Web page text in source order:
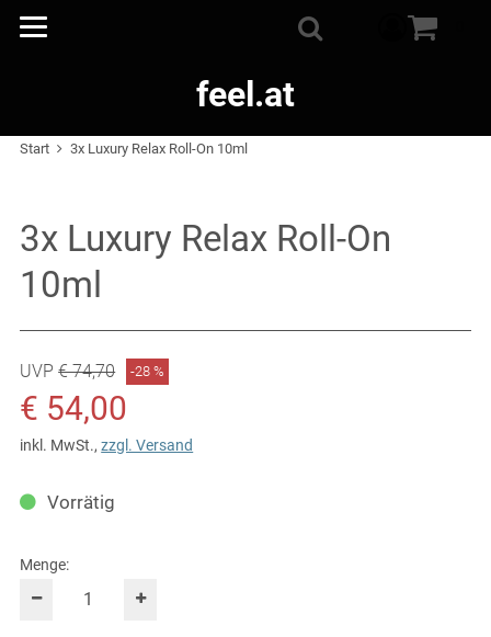
feel.at
Start 3x Luxury Relax Roll-On 10ml
3x Luxury Relax Roll-On
10ml
UVP Ursprünglicher Preis: € 74,70
€ 74,70 Rabatt: -28 %
-28 %
Verkaufspreis: € 54,00
€ 54,00
inkl. MwSt.,zzgl. Versand
Vorrätig
Menge: